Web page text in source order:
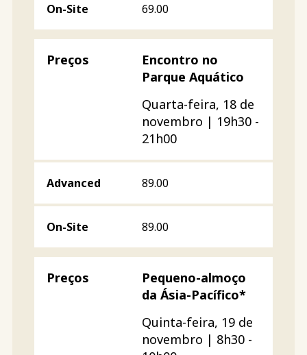
69.00
Encontro no
Parque Aquático
Quarta-feira, 18 de
novembro | 19h30 -
21h00
89.00
89.00
Pequeno-almoço
da Ásia-Pacífico*
Quinta-feira, 19 de
novembro | 8h30 -